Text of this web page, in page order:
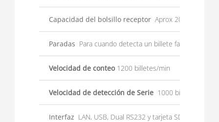
Capacidad del bolsillo receptor Aprox 200 piezas
Paradas Para cuando detecta un billete falso o
Velocidad de conteo1200 billetes/min
Velocidad de detección de Serie 1000 billetes/min
Interfaz LAN, USB, Dual RS232 y tarjeta SD